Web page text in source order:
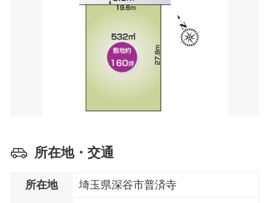
所在地・交通
所在地 埼玉県深谷市普済寺